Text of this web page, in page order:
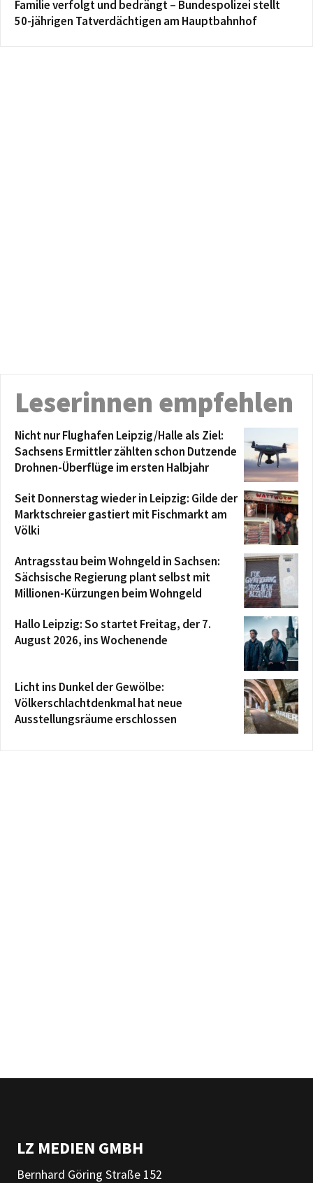
Familie verfolgt und bedrängt – Bundespolizei stellt
50-jährigen Tatverdächtigen am Hauptbahnhof
Leserinnen empfehlen
Nicht nur Flughafen Leipzig/Halle als Ziel:
Sachsens Ermittler zählten schon Dutzende
Drohnen-Überflüge im ersten Halbjahr
Seit Donnerstag wieder in Leipzig: Gilde der
Marktschreier gastiert mit Fischmarkt am
Völki
Antragsstau beim Wohngeld in Sachsen:
Sächsische Regierung plant selbst mit
Millionen-Kürzungen beim Wohngeld
Hallo Leipzig: So startet Freitag, der 7.
August 2026, ins Wochenende
Licht ins Dunkel der Gewölbe:
Völkerschlachtdenkmal hat neue
Ausstellungsräume erschlossen
LZ MEDIEN GMBH
Bernhard Göring Straße 152